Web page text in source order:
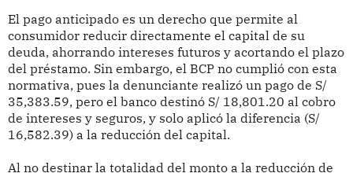
El pago anticipado es un derecho que permite al
consumidor reducir directamente el capital de su
deuda, ahorrando intereses futuros y acortando el plazo
del préstamo. Sin embargo, el BCP no cumplió con esta
normativa, pues la denunciante realizó un pago de S/
35,383.59, pero el banco destinó S/ 18,801.20 al cobro
de intereses y seguros, y solo aplicó la diferencia (S/
16,582.39) a la reducción del capital.
Al no destinar la totalidad del monto a la reducción de